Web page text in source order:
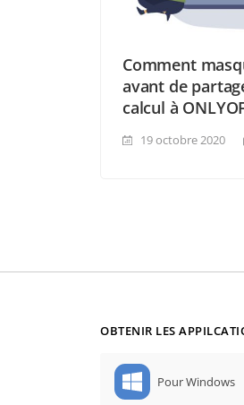
Comment
avant de
calcul à
19 octobre 2020
OBTENIR LES
Pour Windows